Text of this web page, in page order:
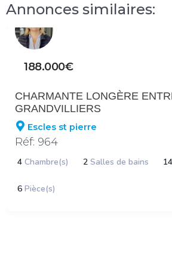
Annonces similaires:
188.000€
CHARMANTE LONGÈRE
GRANDVILLIERS
Escles st pierre
Réf: 964
4 Chambre(s) 2 Salles de bains
6 Pièce(s)